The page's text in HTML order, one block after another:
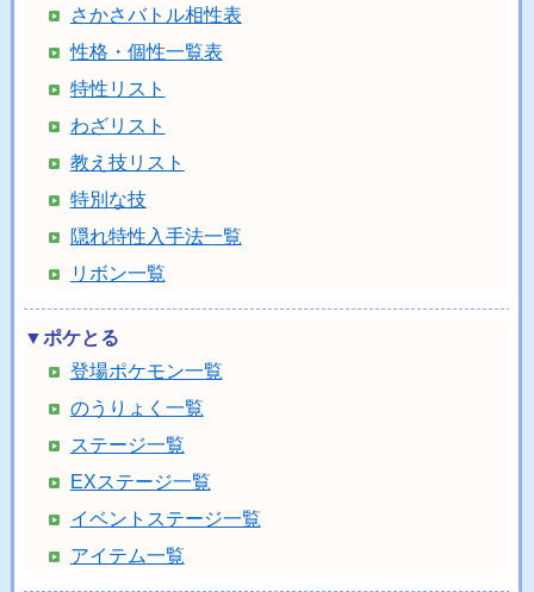
さかさバトル相性表
性格・個性一覧表
特性リスト
わざリスト
教え技リスト
特別な技
隠れ特性入手法一覧
リボン一覧
▼ポケとる
登場ポケモン一覧
のうりょく一覧
ステージ一覧
EXステージ一覧
イベントステージ一覧
アイテム一覧